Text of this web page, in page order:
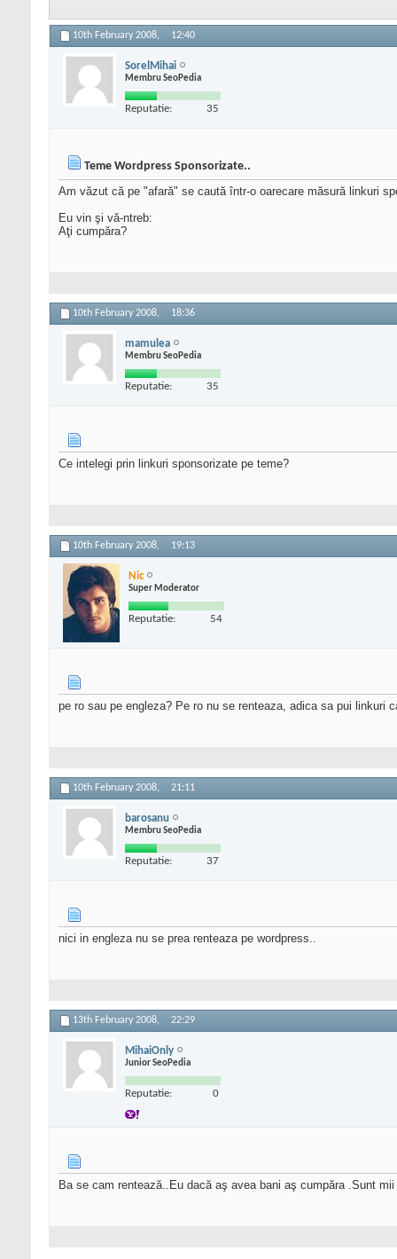
10th February 2008, 12:40
SorelMihai
Membru SeoPedia
Reputatie: 35
Teme Wordpress Sponsorizate..
Am văzut că pe "afară" se caută într-o oarecare măsură linkuri
Eu vin şi vă-ntreb:
Aţi cumpăra?
10th February 2008, 18:36
mamulea
Membru SeoPedia
Reputatie: 35
Ce intelegi prin linkuri sponsorizate pe teme?
10th February 2008, 19:13
Nic
Super Moderator
Reputatie: 54
pe ro sau pe engleza? Pe ro nu se renteaza, adica sa pui linkuri
10th February 2008, 21:11
barosanu
Membru SeoPedia
Reputatie: 37
nici in engleza nu se prea renteaza pe wordpress..
13th February 2008, 22:29
MihaiOnly
Junior SeoPedia
Reputatie: 0
Ba se cam rentează..Eu dacă aş avea bani aş cumpăra .Sunt